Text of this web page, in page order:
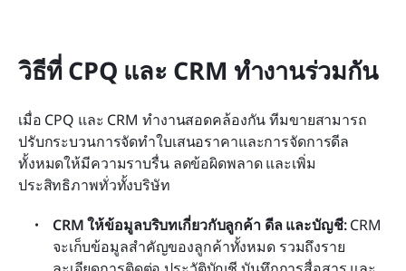
วิธีที่ CPQ และ CRM ทำงานร่วมกัน
เมื่อ CPQ และ CRM ทำงานสอดคล้องกัน ทีมขายสามารถ
ปรับกระบวนการจัดทำใบเสนอราคาและการจัดการดีล
ทั้งหมดให้มีความราบรื่น ลดข้อผิดพลาด และเพิ่ม
ประสิทธิภาพทั่วทั้งบริษัท
CRM ให้ข้อมูลบริบทเกี่ยวกับลูกค้า ดีล และบัญชี: CRM
จะเก็บข้อมูลสำคัญของลูกค้าทั้งหมด รวมถึงราย